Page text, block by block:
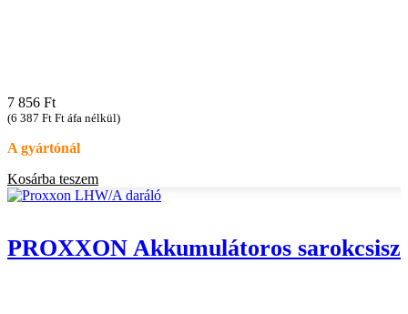
7 856 Ft
(6 387 Ft Ft áfa nélkül)
A gyártónál
Kosárba teszem
PROXXON Akkumulátoros